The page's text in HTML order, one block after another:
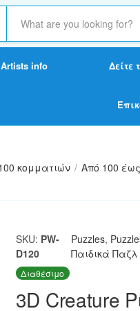
S
a
c
x
Artists info Δείτε
κομματιών / Από 100
SKU: PW-
D120
Puzzles,
Παιδικά Παζλ
Διαθέσιμο
3D Creature